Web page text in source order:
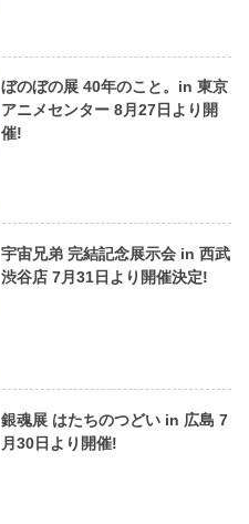
ぼのぼの展 40年のこと。in 東京
アニメセンター 8月27日より開
催!
宇宙兄弟 完結記念展示会 in 西武
渋谷店 7月31日より開催決定!
銀魂展 はたちのつどい in 広島 7
月30日より開催!